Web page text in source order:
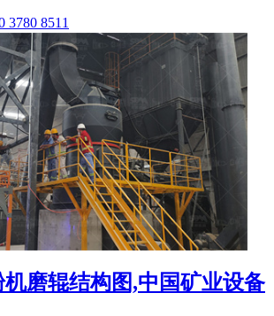
3780 8511
磨辊结构图,中国矿业设备